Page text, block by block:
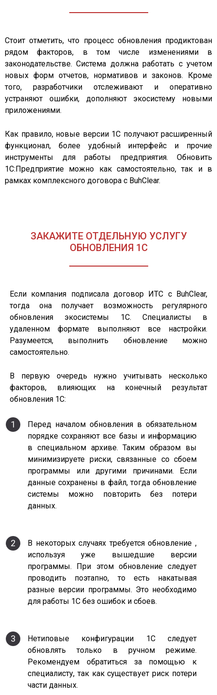
Стоит отметить, что процесс обновления продиктован
рядом факторов, в том числе изменениями в
законодательстве. Система должна работать с учетом
новых форм отчетов, нормативов и законов. Кроме
того, разработчики отслеживают и оперативно
устраняют ошибки, дополняют экосистему новыми
приложениями.
Как правило, новые версии 1С получают расширенный
функционал, более удобный интерфейс и прочие
инструменты для работы предприятия. Обновить
1С:Предприятие можно как самостоятельно, так и в
рамках комплексного договора с BuhClear.
ЗАКАЖИТЕ ОТДЕЛЬНУЮ УСЛУГУ
ОБНОВЛЕНИЯ 1С
Если компания подписала договор ИТС с BuhClear,
тогда она получает возможность регулярного
обновления экосистемы 1С. Специалисты в
удаленном формате выполняют все настройки.
Разумеется, выполнить обновление можно
самостоятельно.
В первую очередь нужно учитывать несколько
факторов, влияющих на конечный результат
обновления 1С:
1
Перед началом обновления в обязательном
порядке сохраняют все базы и информацию
в специальном архиве. Таким образом вы
минимизируете риски, связанные со сбоем
программы или другими причинами. Если
данные сохранены в файл, тогда обновление
системы можно повторить без потери
данных.
2
В некоторых случаях требуется обновление ,
используя уже вышедшие версии
программы. При этом обновление следует
проводить поэтапно, то есть накатывая
разные версии программы. Это необходимо
для работы 1С без ошибок и сбоев.
3
Нетиповые конфигурации 1С следует
обновлять только в ручном режиме.
Рекомендуем обратиться за помощью к
специалисту, так как существует риск потери
части данных.